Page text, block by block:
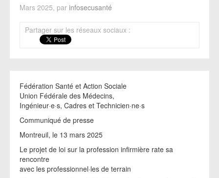
Mars 2025, par infosecusanté
Partager sur les réseaux sociaux :
Fédération Santé et Action Sociale
Union Fédérale des Médecins,
Ingénieur·e·s, Cadres et Technicien·ne·s
Communiqué de presse
Montreuil, le 13 mars 2025
Le projet de loi sur la profession infirmière rate sa
rencontre
avec les professionnel·les de terrain